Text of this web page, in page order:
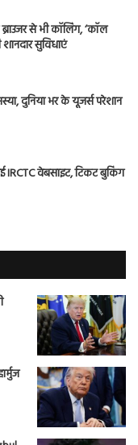
से भी कॉलिंग, ‘कॉल
सुविधाएं
दुनिया भर के यूजर्स परेशान
IRCTC वेबसाइट, टिकट बुकिंग